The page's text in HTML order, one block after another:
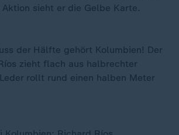
Aktion sieht er die Gelbe Karte.
der Hälfte gehört Kolumbien! Der
zieht flach aus halbrechter
rollt rund einen halben Meter